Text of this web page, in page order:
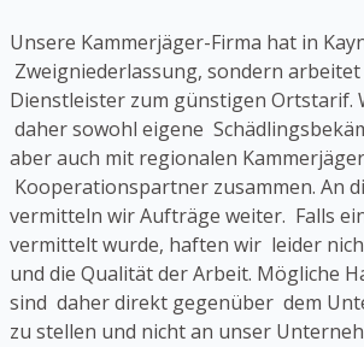
Unsere Kammerjäger-Firma hat in
Zweigniederlassung, sondern
Dienstleister zum günstigen Ortstarif.
daher sowohl eigene
aber auch mit regionalen
Kooperationspartner zusammen. An
vermitteln wir Aufträge weiter. Falls
vermittelt wurde, haften wir leider
und die Qualität der Arbeit. Mögliche
sind daher direkt gegenüber dem
zu stellen und nicht an unser